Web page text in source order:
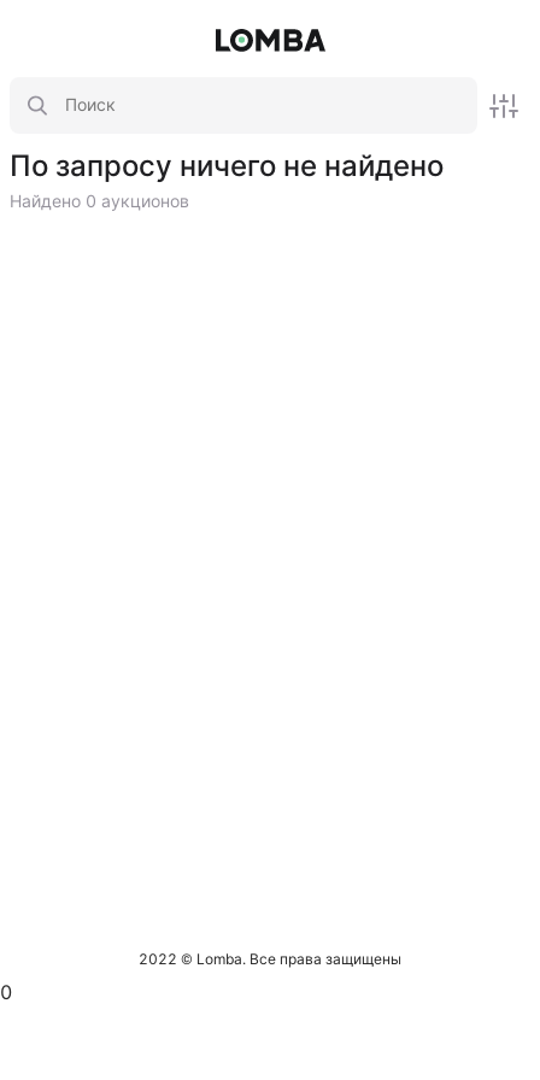
По запросу ничего не найдено
Найдено 0 аукционов
2022 © Lomba. Все права защищены
0